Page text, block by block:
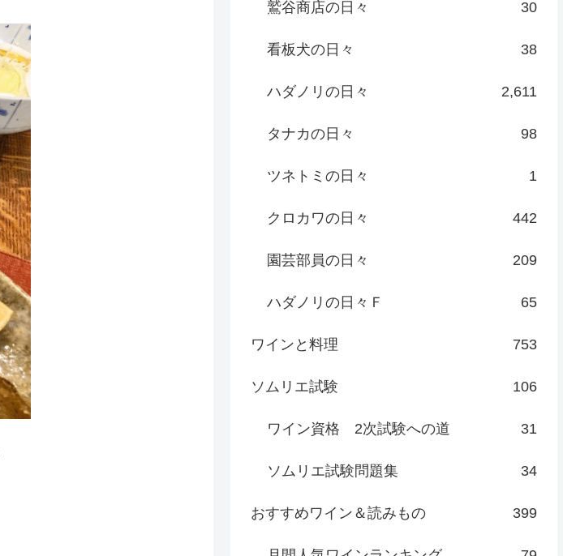
鷲谷商店の日々 30
看板犬の日々 38
ハダノリの日々 2,611
タナカの日々 98
ツネトミの日々 1
クロカワの日々 442
園芸部員の日々 209
ハダノリの日々Ｆ 65
ワインと料理 753
ソムリエ試験 106
ワイン資格 2次試験への道 31
ソムリエ試験問題集 34
おすすめワイン＆読みもの 399